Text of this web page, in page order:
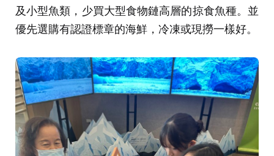
及小型魚類，少買大型食物鏈高層的掠食魚種。並
優先選購有認證標章的海鮮，冷凍或現撈一樣好。